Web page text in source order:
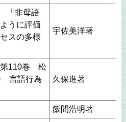
「非母語
うに評価
スの多様
宇佐美洋著
110巻 松
言語行為
久保進著
飯間浩明著